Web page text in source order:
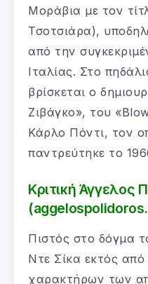
Μοράβια με τον
Τσοτσιάρα),
από την
Ιταλίας. Στο
βρίσκεται ο
Ζιβάγκο», του
Κάρλο Πόντι, τον
παντρεύτηκε το
Κριτική Άγγελος
Πιστός στο δόγμα
Ντε Σίκα εκτός
χαρακτήρων των